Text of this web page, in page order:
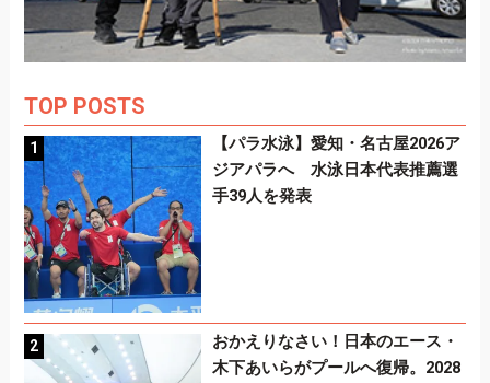
TOP POSTS
【パラ水泳】愛知・名古屋2026ア
ジアパラへ 水泳日本代表推薦選
手39人を発表
おかえりなさい！日本のエース・
木下あいらがプールへ復帰。2028